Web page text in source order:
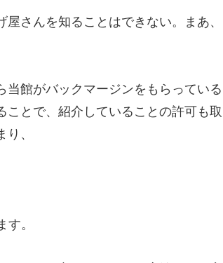
さんを知ることはできない。まあ、
館がバックマージンをもらっている
ことで、紹介していることの許可も取
、
。